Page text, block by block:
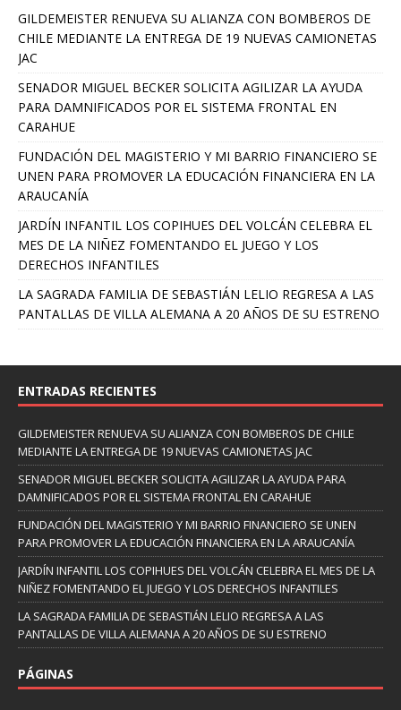
GILDEMEISTER RENUEVA SU ALIANZA CON BOMBEROS DE
CHILE MEDIANTE LA ENTREGA DE 19 NUEVAS CAMIONETAS
JAC
SENADOR MIGUEL BECKER SOLICITA AGILIZAR LA AYUDA
PARA DAMNIFICADOS POR EL SISTEMA FRONTAL EN
CARAHUE
FUNDACIÓN DEL MAGISTERIO Y MI BARRIO FINANCIERO SE
UNEN PARA PROMOVER LA EDUCACIÓN FINANCIERA EN LA
ARAUCANÍA
JARDÍN INFANTIL LOS COPIHUES DEL VOLCÁN CELEBRA EL
MES DE LA NIÑEZ FOMENTANDO EL JUEGO Y LOS
DERECHOS INFANTILES
LA SAGRADA FAMILIA DE SEBASTIÁN LELIO REGRESA A LAS
PANTALLAS DE VILLA ALEMANA A 20 AÑOS DE SU ESTRENO
ENTRADAS RECIENTES
GILDEMEISTER RENUEVA SU ALIANZA CON BOMBEROS DE CHILE
MEDIANTE LA ENTREGA DE 19 NUEVAS CAMIONETAS JAC
SENADOR MIGUEL BECKER SOLICITA AGILIZAR LA AYUDA PARA
DAMNIFICADOS POR EL SISTEMA FRONTAL EN CARAHUE
FUNDACIÓN DEL MAGISTERIO Y MI BARRIO FINANCIERO SE UNEN
PARA PROMOVER LA EDUCACIÓN FINANCIERA EN LA ARAUCANÍA
JARDÍN INFANTIL LOS COPIHUES DEL VOLCÁN CELEBRA EL MES DE LA
NIÑEZ FOMENTANDO EL JUEGO Y LOS DERECHOS INFANTILES
LA SAGRADA FAMILIA DE SEBASTIÁN LELIO REGRESA A LAS
PANTALLAS DE VILLA ALEMANA A 20 AÑOS DE SU ESTRENO
PÁGINAS